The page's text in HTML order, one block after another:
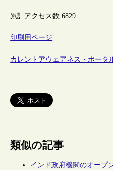
累計アクセス数:6829
印刷用ページ
カレントアウェアネス・ポータ
類似の記事
インド政府機関のオープ